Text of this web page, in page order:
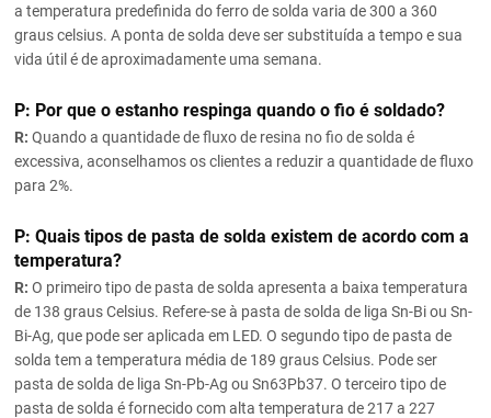
a temperatura predefinida do ferro de solda varia de 300 a 360
graus celsius. A ponta de solda deve ser substituída a tempo e sua
vida útil é de aproximadamente uma semana.
P: Por que o estanho respinga quando o fio é soldado?
R: Quando a quantidade de fluxo de resina no fio de solda é
excessiva, aconselhamos os clientes a reduzir a quantidade de fluxo
para 2%.
P: Quais tipos de pasta de solda existem de acordo com a
temperatura?
R: O primeiro tipo de pasta de solda apresenta a baixa temperatura
de 138 graus Celsius. Refere-se à pasta de solda de liga Sn-Bi ou Sn-
Bi-Ag, que pode ser aplicada em LED. O segundo tipo de pasta de
solda tem a temperatura média de 189 graus Celsius. Pode ser
pasta de solda de liga Sn-Pb-Ag ou Sn63Pb37. O terceiro tipo de
pasta de solda é fornecido com alta temperatura de 217 a 227